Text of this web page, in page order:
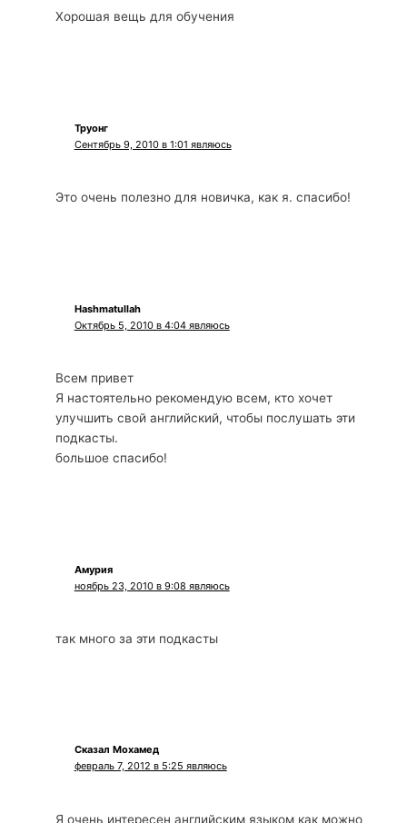
Хорошая вещь для обучения
Труонг
Сентябрь 9, 2010 в 1:01 являюсь
Это очень полезно для новичка, как я. спасибо!
Hashmatullah
Октябрь 5, 2010 в 4:04 являюсь
Всем привет
Я настоятельно рекомендую всем, кто хочет
улучшить свой английский, чтобы послушать эти
подкасты.
большое спасибо!
Амурия
ноябрь 23, 2010 в 9:08 являюсь
так много за эти подкасты
Сказал Мохамед
февраль 7, 2012 в 5:25 являюсь
Я очень интересен английским языком как можно